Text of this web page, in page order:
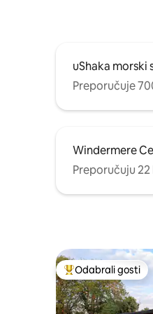
uShaka morski
Preporučuje
Windermere
Preporučuju
Među najviše
Odabrali gosti